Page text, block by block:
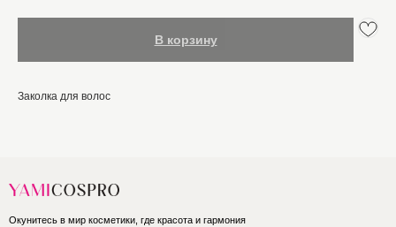
В корзину
Заколка для волос
Окунитесь в мир косметики, где красота и гармония